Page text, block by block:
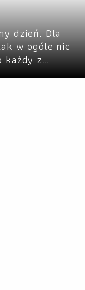
dzień. Dla
w ogóle nic
każdy z…